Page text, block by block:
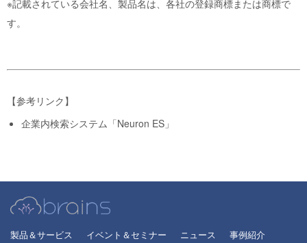
※記載されている会社名、製品名は、各社の登録商標または商標で
す。
【参考リンク】
企業内検索システム「Neuron ES」
製品＆サービス イベント＆セミナー ニュース
事例紹介